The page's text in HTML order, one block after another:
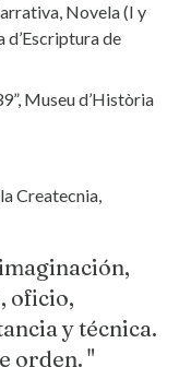
Novela (I y
d’Escriptura de
Museu d’Història
Createcnia,
oficio,
y técnica.
orden. "